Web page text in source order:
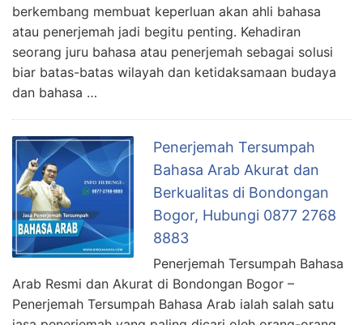
berkembang membuat keperluan akan ahli bahasa
atau penerjemah jadi begitu penting. Kehadiran
seorang juru bahasa atau penerjemah sebagai solusi
biar batas-batas wilayah dan ketidaksamaan budaya
dan bahasa …
Penerjemah Tersumpah
Bahasa Arab Akurat dan
Berkualitas di Bondongan
Bogor, Hubungi 0877 2768
8883
Penerjemah Tersumpah Bahasa
Arab Resmi dan Akurat di Bondongan Bogor –
Penerjemah Tersumpah Bahasa Arab ialah salah satu